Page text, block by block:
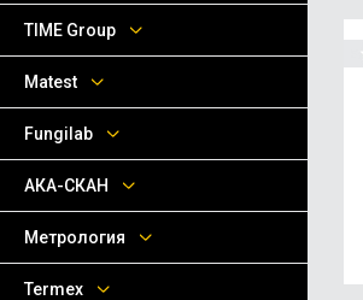
TIME Group
Matest
Fungilab
АКА-СКАН
Метрология
Termex